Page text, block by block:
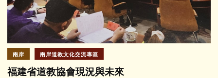
兩岸 兩岸道教文化交流專區
福建省道教協會現況與未來